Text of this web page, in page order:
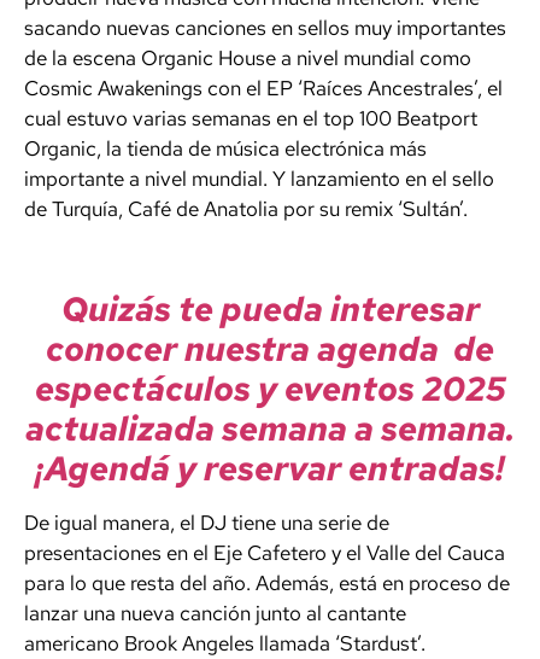
sacando nuevas canciones en sellos muy importantes
de la escena Organic House a nivel mundial como
Cosmic Awakenings con el EP ‘Raíces Ancestrales’, el
cual estuvo varias semanas en el top 100 Beatport
Organic, la tienda de música electrónica más
importante a nivel mundial. Y lanzamiento en el sello
de Turquía, Café de Anatolia por su remix ‘Sultán’.
Quizás te pueda interesar
conocer nuestra agenda de
espectáculos y eventos 2025
actualizada semana a semana.
¡Agendá y reservar entradas!
De igual manera, el DJ tiene una serie de
presentaciones en el Eje Cafetero y el Valle del Cauca
para lo que resta del año. Además, está en proceso de
lanzar una nueva canción junto al cantante
americano Brook Angeles llamada ‘Stardust’.